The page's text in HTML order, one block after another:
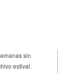
sin
estival.